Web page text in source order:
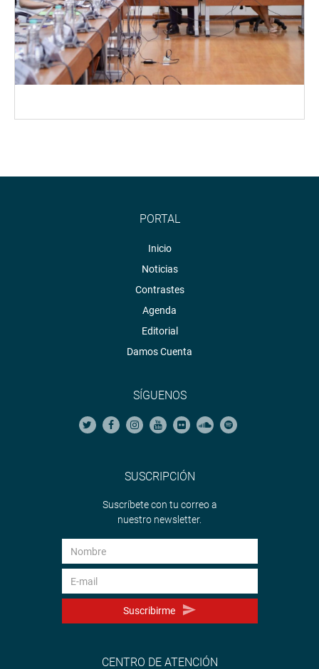
PORTAL
Inicio
Noticias
Contrastes
Agenda
Editorial
Damos Cuenta
SÍGUENOS
SUSCRIPCIÓN
Suscríbete con tu correo a
nuestro newsletter.
Suscribirme
CENTRO DE ATENCIÓN